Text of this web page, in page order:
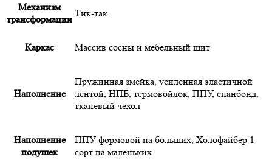
Механизм
трансформации
Тик-так
Каркас Массив сосны и мебельный щит
Наполнение
Пружинная змейка, усиленная эластичной
лентой, НПБ, термовойлок, ППУ, спанбонд,
тканевый чехол
Наполнение
подушек
ППУ формовой на больших, Холофайбер 1
сорт на маленьких